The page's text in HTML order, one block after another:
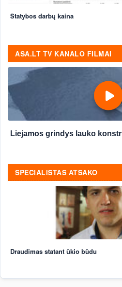
Statybos darbų kaina
ASA.LT TV KANALO FILMAI
Liejamos grindys lauko
SPECIALISTAS ATSAKO
Draudimas statant ūkio būdu